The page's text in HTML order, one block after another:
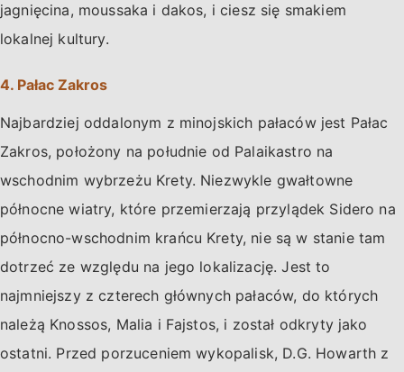
jagnięcina, moussaka i dakos, i ciesz się smakiem
lokalnej kultury.
4. Pałac Zakros
Najbardziej oddalonym z minojskich pałaców jest Pałac
Zakros, położony na południe od Palaikastro na
wschodnim wybrzeżu Krety. Niezwykle gwałtowne
północne wiatry, które przemierzają przylądek Sidero na
północno-wschodnim krańcu Krety, nie są w stanie tam
dotrzeć ze względu na jego lokalizację. Jest to
najmniejszy z czterech głównych pałaców, do których
należą Knossos, Malia i Fajstos, i został odkryty jako
ostatni. Przed porzuceniem wykopalisk, D.G. Howarth z